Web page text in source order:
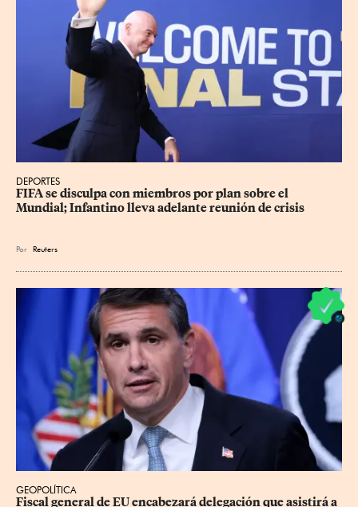
DEPORTES
FIFA se disculpa con miembros por plan sobre el
Mundial; Infantino lleva adelante reunión de crisis
Por Reuters
GEOPOLÍTICA
Fiscal general de EU encabezará delegación que asistirá a